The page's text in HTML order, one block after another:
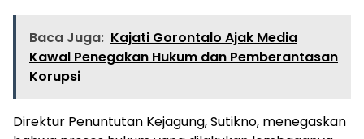
Baca Juga: Kajati Gorontalo Ajak Media
Kawal Penegakan Hukum dan Pemberantasan
Korupsi
Direktur Penuntutan Kejagung, Sutikno, menegaskan